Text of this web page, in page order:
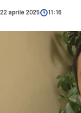
ECONOMIA E LAVORO
22 aprile 2025 11:16